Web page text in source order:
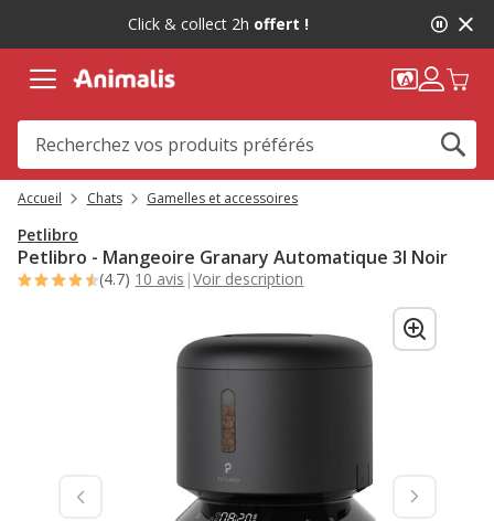
message,
Click & collect 2h offert !
Accueil Chats Gamelles et accessoires
Petlibro
Petlibro - Mangeoire Granary Automatique 3l Noir
(4.7) 10 avis |Voir description